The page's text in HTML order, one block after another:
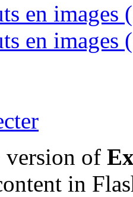
en images
en images
version of
in